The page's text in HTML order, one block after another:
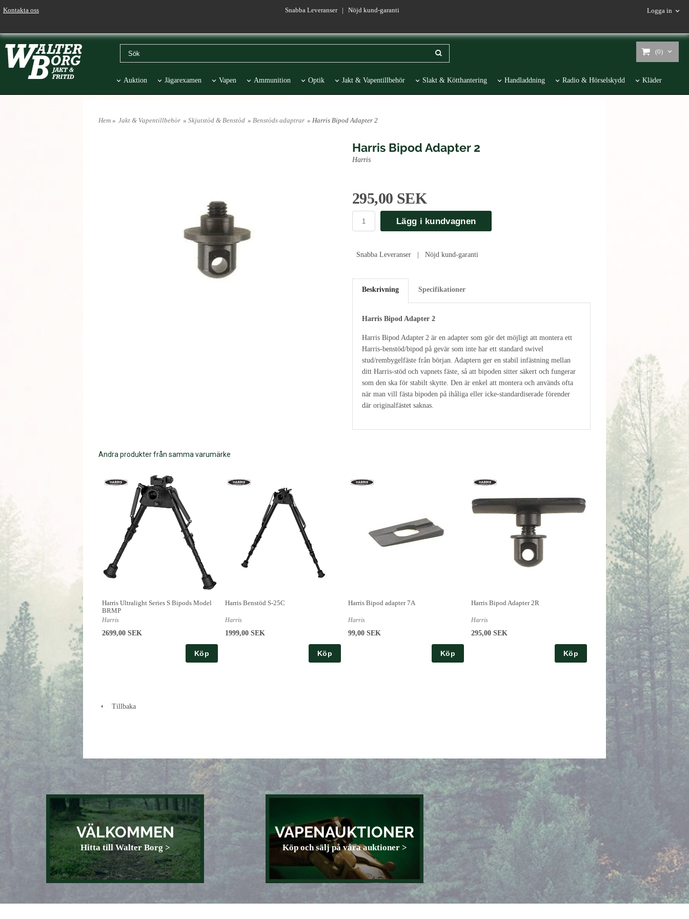
Kontakta oss Snabba Leveranser | Nöjd kund-garanti Logga in
(0)
Auktion Jägarexamen Vapen Ammunition Optik Jakt & Vapentillbehör Slakt & Kötthantering Handladdning Radio & Hörselskydd Kläder
Hem » Jakt & Vapentillbehör » Skjutstöd & Benstöd » Benstöds adaptrar » Harris Bipod Adapter 2
Harris Bipod Adapter 2
Harris
295,00 SEK
Lägg i kundvagnen
Snabba Leveranser | Nöjd kund-garanti
Beskrivning Specifikationer
Harris Bipod Adapter 2
Harris Bipod Adapter 2 är en adapter som gör det möjligt att montera ett
Harris‑benstöd/bipod på gevär som inte har ett standard swivel
stud/rembygelfäste från början. Adaptern ger en stabil infästning mellan
ditt Harris‑stöd och vapnets fäste, så att bipoden sitter säkert och fungerar
som den ska för stabilt skytte. Den är enkel att montera och används ofta
när man vill fästa bipoden på ihåliga eller icke‑standardiserade förender
där originalfästet saknas.
Andra produkter från samma varumärke
Harris Ultralight Series S Bipods Model
BRMP
Harris
2699,00 SEK
Köp
Harris Benstöd S-25C
Harris
1999,00 SEK
Köp
Harris Bipod adapter 7A
Harris
99,00 SEK
Köp
Harris Bipod Adapter 2R
Harris
295,00 SEK
Köp
Tillbaka
VÄLKOMMEN
Hitta till Walter Borg >
VAPENAUKTIONER
Köp och sälj på våra auktioner >